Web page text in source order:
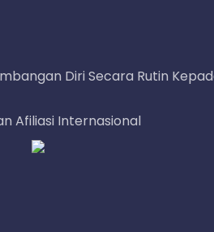
Diri Secara Rutin
Afiliasi Internasional